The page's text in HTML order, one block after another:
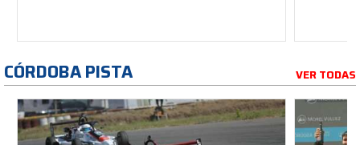
CÓRDOBA PISTA VER TODAS